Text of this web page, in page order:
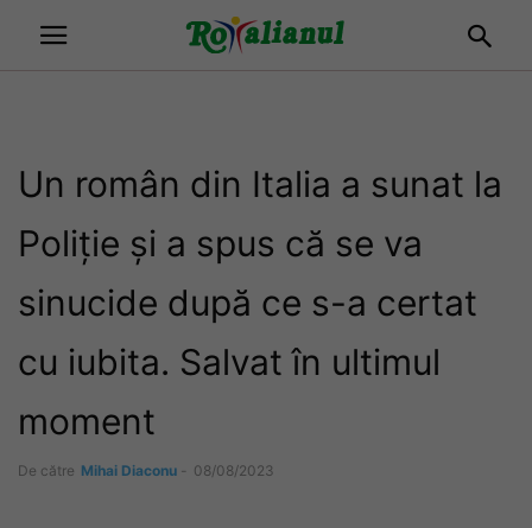
Un român din Italia a sunat la
Poliție și a spus că se va
sinucide după ce s-a certat
cu iubita. Salvat în ultimul
moment
De către Mihai Diaconu - 08/08/2023